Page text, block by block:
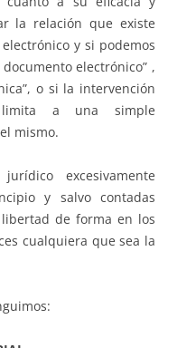
la relación que existe
y si podemos
electrónico” ,
o si la intervención
a una simple
mismo.
excesivamente
y salvo contadas
de forma en los
cualquiera que sea la